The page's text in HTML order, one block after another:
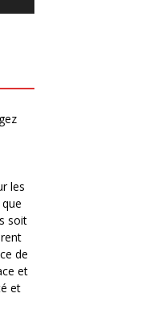
les
soit
de
et
et